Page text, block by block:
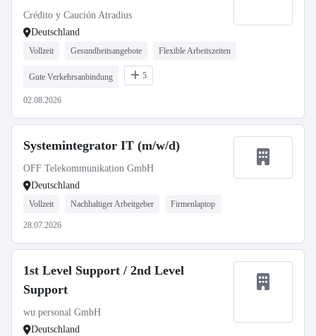
Crédito y Caución Atradius
Deutschland
Vollzeit Gesundheitsangebote Flexible Arbeitszeiten
Gute Verkehrsanbindung 5
02.08.2026
Systemintegrator IT (m/w/d)
OFF Telekommunikation GmbH
Deutschland
Vollzeit Nachhaltiger Arbeitgeber Firmenlaptop
28.07.2026
1st Level Support / 2nd Level
Support
wu personal GmbH
Deutschland